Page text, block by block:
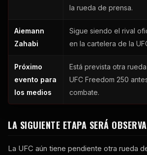
la rueda de prensa.
Aiemann
Zahabi
Sigue siendo el rival
en la cartelera de la
Próximo
evento para
los medios
Está prevista otra
UFC Freedom 250
combate.
LA SIGUIENTE ETAPA SERÁ
La UFC aún tiene pendiente otra rueda